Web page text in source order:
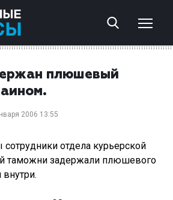
плюшевый
2006 13:55
отдела курьерской
таможни задержали плюшевого